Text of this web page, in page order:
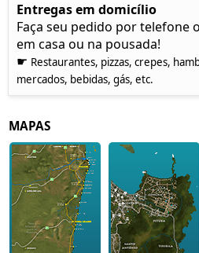
Entregas em domicílio
Faça seu pedido por telefone
em casa ou na pousada!
☛ Restaurantes, pizzas, crepes,
mercados, bebidas, gás, etc.
MAPAS